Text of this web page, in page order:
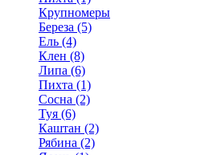
Крупномеры
Береза (5)
Ель (4)
Клен (8)
Липа (6)
Пихта (1)
Сосна (2)
Туя (6)
Каштан (2)
Рябина (2)